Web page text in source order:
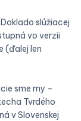
slúžiacej
vo verzii
(ďalej len
sme my –
Tvrdého
v Slovenskej